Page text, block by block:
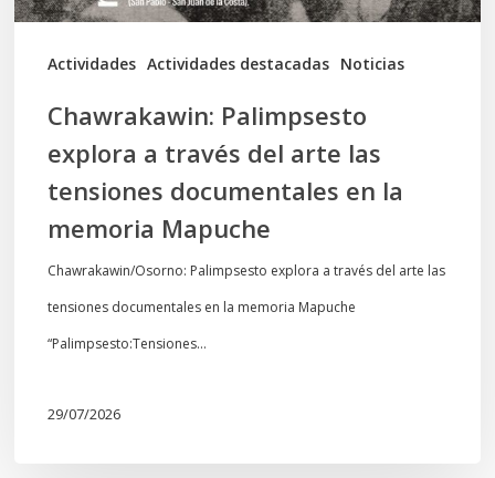
Actividades Actividades destacadas Noticias
tensiones
documentales
memoria
Mapuche
Chawrakawin: Palimpsesto
explora a través del arte las
tensiones documentales en la
memoria Mapuche
Chawrakawin/Osorno: Palimpsesto explora a través del arte las
tensiones documentales en la memoria Mapuche
“Palimpsesto:Tensiones…
29/07/2026